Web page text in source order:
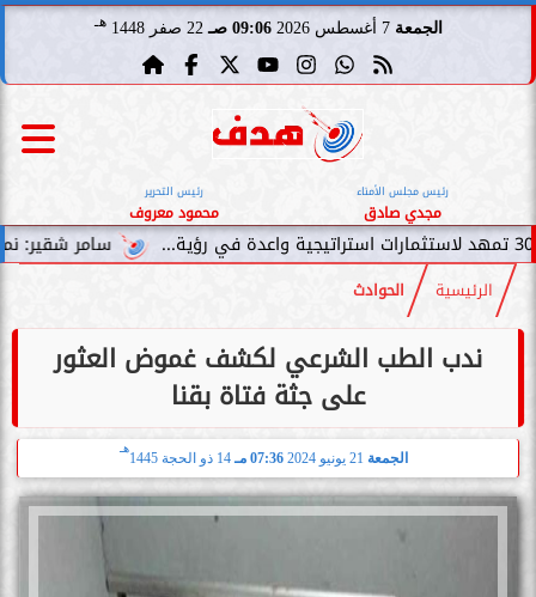
الجمعة 7 أغسطس 2026 09:06 صـ 22 صفر 1448 هـ
رئيس مجلس الأمناء
مجدي صادق
رئيس التحرير
محمود معروف
سامر شقير: نمو صناديق
الرئيسية الحوادث
ندب الطب الشرعي لكشف غموض العثور
على جثة فتاة بقنا
الجمعة 07:36 مـ 14 ذو الحجة 1445
هـ